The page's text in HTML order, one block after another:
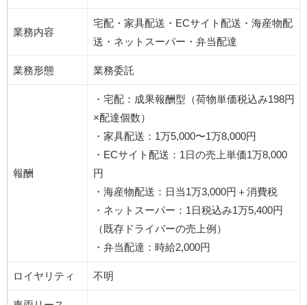
業務内容
宅配・家具配送・ECサイト配送・海産物配
送・ネットスーパー・弁当配達
業務形態 業務委託
報酬
・宅配：成果報酬型（荷物単価税込み198円
×配達個数）
・家具配送：1万5,000〜1万8,000円
・ECサイト配送：1日の売上単価1万8,000
円
・海産物配送：日当1万3,000円＋消費税
・ネットスーパー：1日税込み1万5,400円
（既存ドライバーの売上例）
・弁当配達：時給2,000円
ロイヤリティ 不明